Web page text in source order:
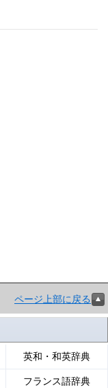
ページ上部に戻る
英和・和英辞典
フランス語辞典